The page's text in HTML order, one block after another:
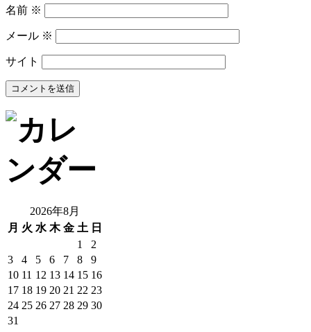
名前 ※
メール ※
サイト
2026年8月
月 火 水 木 金 土 日
1
2
3
4 5 6 7 8
9
10 11 12 13 14 15 16
17 18 19 20 21 22 23
24 25 26 27 28 29 30
31